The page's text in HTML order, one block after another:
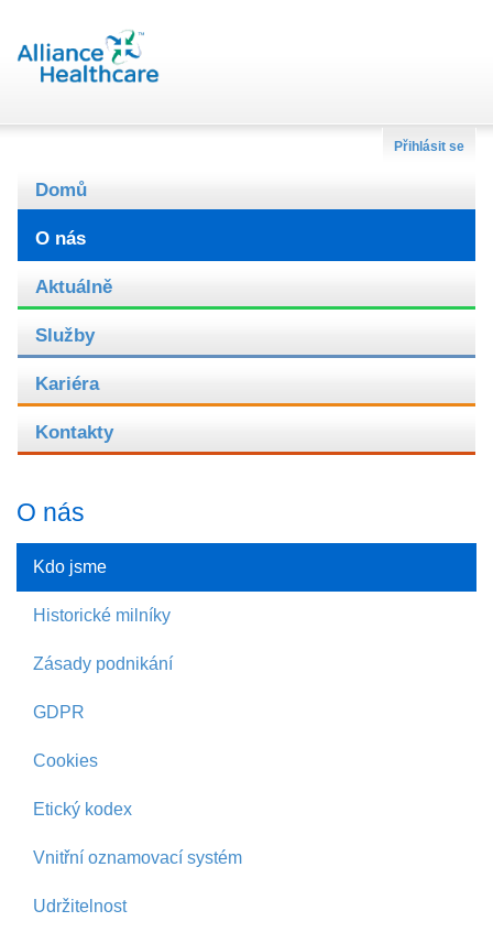
Přihlásit se
Domů
O nás
Aktuálně
Služby
Kariéra
Kontakty
O nás
Kdo jsme
Historické milníky
Zásady podnikání
GDPR
Cookies
Etický kodex
Vnitřní oznamovací systém
Udržitelnost